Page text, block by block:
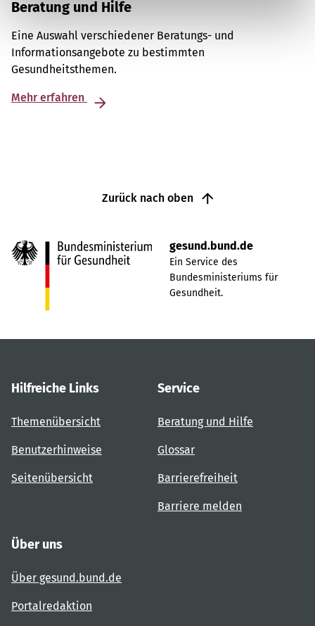
Beratung und Hilfe
Eine Auswahl verschiedener Beratungs- und
Informationsangebote zu bestimmten
Gesundheitsthemen.
Mehr erfahren
Zurück nach oben
gesund.bund.de
Ein Service des
Bundesministeriums für
Gesundheit.
Hilfreiche Links
Themenübersicht
Benutzerhinweise
Seitenübersicht
Service
Beratung und Hilfe
Glossar
Barrierefreiheit
Barriere melden
Über uns
Über gesund.bund.de
Portalredaktion